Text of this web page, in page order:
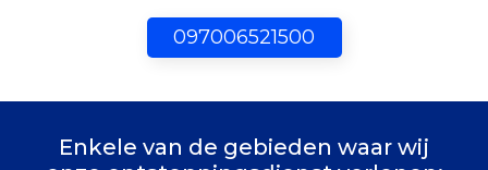
097006521500
Enkele van de gebieden waar wij